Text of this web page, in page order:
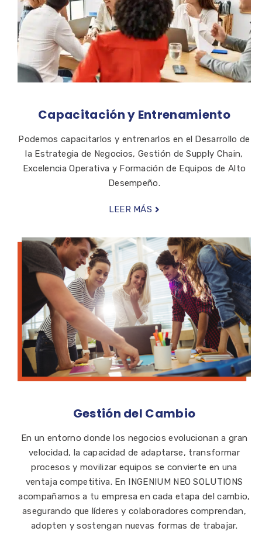
Capacitación y Entrenamiento
Podemos capacitarlos y entrenarlos en el Desarrollo de
la Estrategia de Negocios, Gestión de Supply Chain,
Excelencia Operativa y Formación de Equipos de Alto
Desempeño.
LEER MÁS
Gestión del Cambio
En un entorno donde los negocios evolucionan a gran
velocidad, la capacidad de adaptarse, transformar
procesos y movilizar equipos se convierte en una
ventaja competitiva. En INGENIUM NEO SOLUTIONS
acompañamos a tu empresa en cada etapa del cambio,
asegurando que líderes y colaboradores comprendan,
adopten y sostengan nuevas formas de trabajar.